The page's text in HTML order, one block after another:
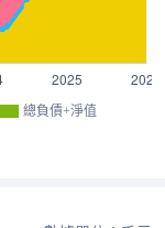
總負債+淨值